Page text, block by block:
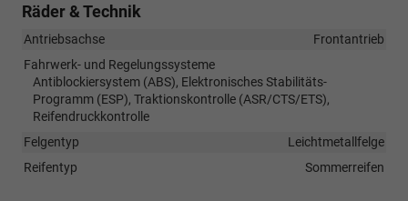
Räder & Technik
Antriebsachse
Frontantrieb
Fahrwerk- und Regelungssysteme
Antiblockiersystem (ABS), Elektronisches Stabilitäts-
Programm (ESP), Traktionskontrolle (ASR/CTS/ETS),
Reifendruckkontrolle
Felgentyp
Leichtmetallfelge
Reifentyp
Sommerreifen